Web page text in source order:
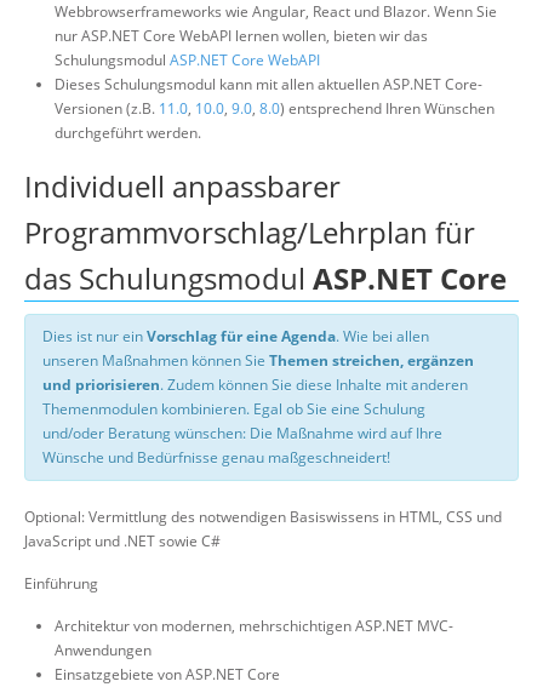
Webbrowserframeworks wie Angular, React und Blazor. Wenn Sie
nur ASP.NET Core WebAPI lernen wollen, bieten wir das
Schulungsmodul ASP.NET Core WebAPI
Dieses Schulungsmodul kann mit allen aktuellen ASP.NET Core-
Versionen (z.B. 11.0, 10.0, 9.0, 8.0) entsprechend Ihren Wünschen
durchgeführt werden.
Individuell anpassbarer
Programmvorschlag/Lehrplan für
das Schulungsmodul ASP.NET Core
Dies ist nur einVorschlag für eine Agenda. Wie bei allen
unseren Maßnahmen können Sie Themen streichen, ergänzen
und priorisieren. Zudem können Sie diese Inhalte mit anderen
Themenmodulen kombinieren. Egal ob Sie eine Schulung
und/oder Beratung wünschen: Die Maßnahme wird auf Ihre
Wünsche und Bedürfnisse genau maßgeschneidert!
Optional: Vermittlung des notwendigen Basiswissens in HTML, CSS und
JavaScript und .NET sowie C#
Einführung
Architektur von modernen, mehrschichtigen ASP.NET MVC-
Anwendungen
Einsatzgebiete von ASP.NET Core